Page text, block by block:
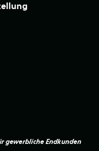
gewerbliche Endkunden